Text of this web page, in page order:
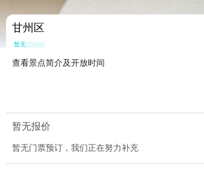
甘州区
暂无点评
查看景点简介及开放时间
暂无报价
暂无门票预订，我们正在努力补充